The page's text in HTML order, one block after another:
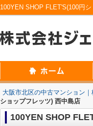
大阪市北区の中古マンション
ショップフレッツ) 西中島店
100YEN SHOP